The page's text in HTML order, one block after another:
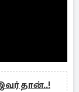
தான்..!